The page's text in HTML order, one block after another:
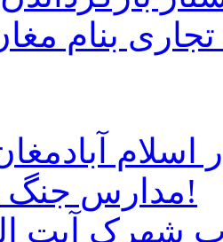
تجاری بنام
مدارس جنگ زده است!
شهرک آیت